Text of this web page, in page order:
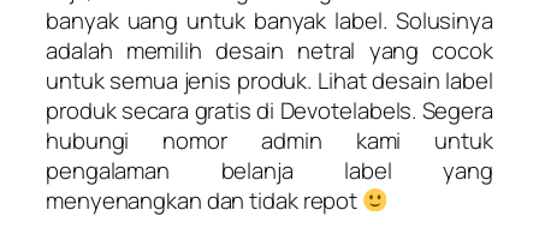
banyak uang untuk banyak label. Solusinya
adalah memilih desain netral yang cocok
untuk semua jenis produk. Lihat desain label
produk secara gratis di Devotelabels. Segera
hubungi nomor admin kami untuk
pengalaman belanja label yang
menyenangkan dan tidak repot